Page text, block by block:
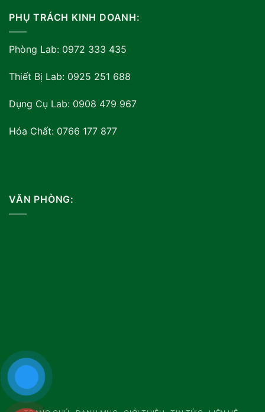
PHỤ TRÁCH KINH DOANH:
Phòng Lab: 0972 333 435
Thiết Bị Lab: 0925 251 688
Dụng Cụ Lab: 0908 479 967
Hóa Chất: 0766 177 877
VĂN PHÒNG: